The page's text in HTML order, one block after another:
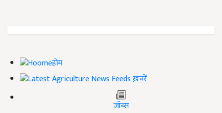
होम
ख़बरें
जॉब्स